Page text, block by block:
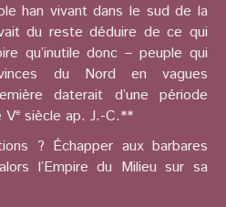
han vivant dans le sud de la
du reste déduire de ce qui
qu’inutile donc – peuple qui
du Nord en vagues
daterait d’une période
siècle ap. J.-C.**
? Échapper aux barbares
l’Empire du Milieu sur sa